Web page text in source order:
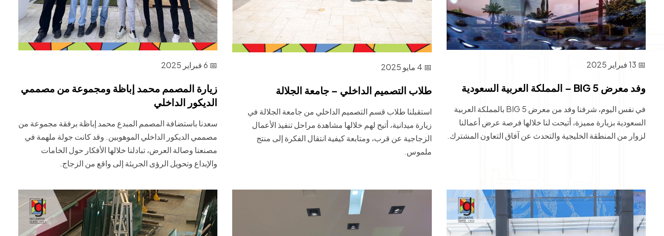
📅 13 فبراير 2025
وفد معرض BIG 5 – المملكة العربية السعودية
في نفس اليوم، شرفنا وفد من معرض BIG 5 بالمملكة العربية
السعودية بزيارة مميزة، أتيحت لنا خلالها فرصة عرض أعمالنا
لزوار من المنطقة الخليجية والتحدث عن آفاق التعاون المشترك.
📅 4 مايو 2025
طلاب التصميم الداخلي – جامعة الجلالة
استقبلنا طلاب قسم التصميم الداخلي من جامعة الجلالة في
زيارة ميدانية، أتيح لهم خلالها مشاهدة مراحل تنفيذ الأعمال
الزجاجية عن قرب، ومتابعة كيفية انتقال الفكرة إلى منتج
ملموس.
📅 6 فبراير 2025
زيارة المصمم محمد إباظة ومجموعة من مصممي
الديكور الداخلي
سعدنا باستضافة المصمم المبدع محمد إباظة برفقة مجموعة من
مصممي الديكور الداخلي الموهوبين. وقد كانت جولة ملهمة في
مصنعنا وصالة العرض، تبادلنا خلالها الأفكار حول الخامات
والإبداع وتحويل الرؤى الجريئة إلى واقع من الزجاج.